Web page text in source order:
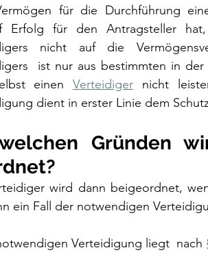
für die Durchführung
Erfolg für den Antragsteller
nicht auf die
ist nur aus bestimmten in
einen Verteidiger nicht
dient in erster Linie dem
Gründen
wird dann beigeordnet,
ein Fall der notwendigen
Verteidigung liegt  nach